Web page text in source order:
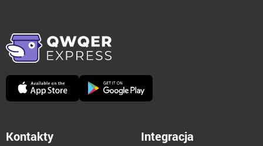
Kontakty Integracja